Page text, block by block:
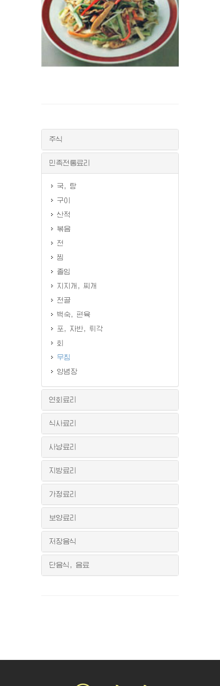
주식
민족전통료리
국, 탕
구이
산적
볶음
전
찜
졸임
지지개, 찌개
전골
백숙, 편육
포, 자반, 튀각
회
무침
양념장
연회료리
식사료리
사냥료리
지방료리
가정료리
보양료리
저장음식
단음식, 음료